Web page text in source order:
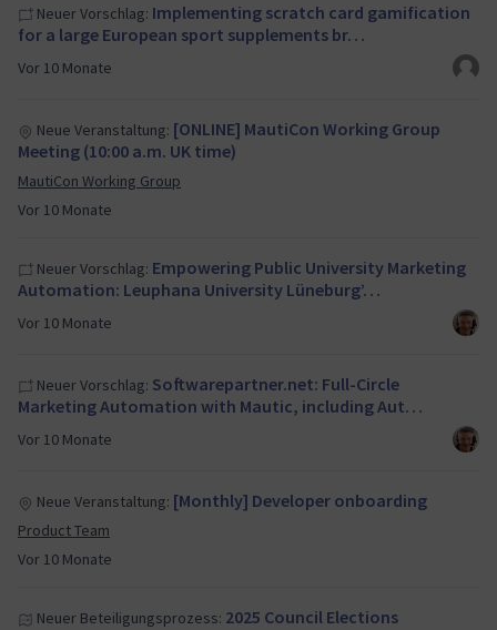
Vor 10 Monate
Neuer Vorschlag: Implementing scratch card gamification
for a large European sport supplements br…
Vor 10 Monate
Neue Veranstaltung: [ONLINE] MautiCon Working Group
Meeting (10:00 a.m. UK time)
MautiCon Working Group
Vor 10 Monate
Neuer Vorschlag: Empowering Public University Marketing
Automation: Leuphana University Lüneburg’…
Vor 10 Monate
Neuer Vorschlag: Softwarepartner.net: Full-Circle
Marketing Automation with Mautic, including Aut…
Vor 10 Monate
Neue Veranstaltung: [Monthly] Developer onboarding
Product Team
Neuer Beteiligungsprozess: 2025 Council Elections